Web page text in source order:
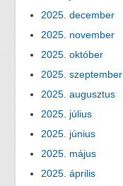
2025. december
2025. november
2025. október
2025. szeptember
2025. augusztus
2025. július
2025. június
2025. május
2025. április